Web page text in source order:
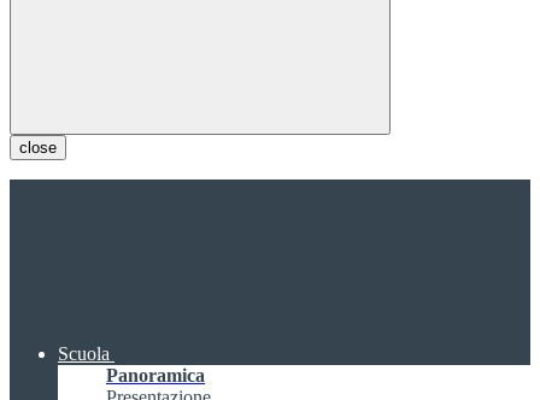
close
Scuola
Panoramica